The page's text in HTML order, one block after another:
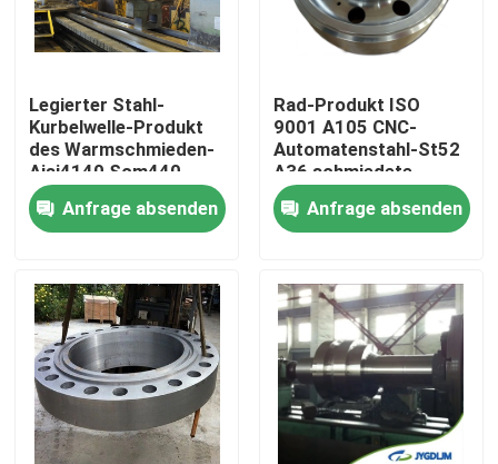
Fabrik-Ausflug
Qualitätskontrolle
Treten Sie mit uns in Verbindung
Fordern Sie ein Zitat
Geschmiedete Stahlprodukte
Geschmiedete Stahlwellen
Legierter Stahl-
Kurbelwelle-Produkt
des Warmschmieden-
Aisi4140 Scm440
42crmo4
Anfrage absenden
Rad-Produkt ISO
9001 A105 CNC-
Automatenstahl-St52
A36 schmiedete
Stahlfelge
Anfrage absenden